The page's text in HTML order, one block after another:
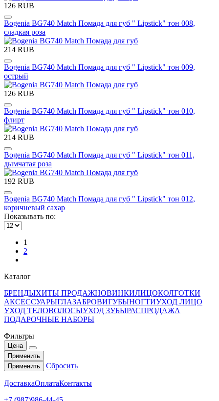
126 RUB
Bogenia BG740 Match Помада для губ " Lipstick" тон 008,
сладкая роза
214 RUB
Bogenia BG740 Match Помада для губ " Lipstick" тон 009,
острый
126 RUB
Bogenia BG740 Match Помада для губ " Lipstick" тон 010,
флирт
214 RUB
Bogenia BG740 Match Помада для губ " Lipstick" тон 011,
дымчатая роза
192 RUB
Bogenia BG740 Match Помада для губ " Lipstick" тон 012,
коричневый сахар
Показывать по:
1
2
Каталог
БРЕНДЫХИТЫ ПРОДАЖНОВИНКИЛИЦОКОЛГОТКИ
АКСЕССУАРЫГЛАЗАБРОВИГУБЫНОГТИУХОД ЛИЦО
УХОД ТЕЛОВОЛОСЫУХОД ЗУБЫРАСПРОДАЖА
ПОДАРОЧНЫЕ НАБОРЫ
Фильтры
Цена
Применить
Применить
Сбросить
ДоставкаОплатаКонтакты